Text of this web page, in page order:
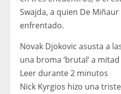
Swajda, a quien De
enfrentado.
Novak Djokovic asusta a
una broma ‘brutal’ a
Leer durante 2 minutos
Nick Kyrgios hizo una